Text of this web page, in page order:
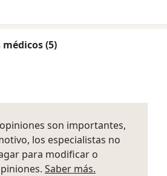
(5)
son importantes,
los especialistas no
para modificar o
Saber más.